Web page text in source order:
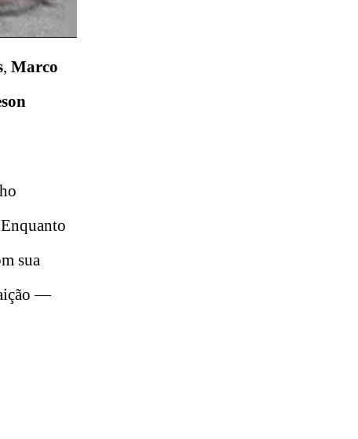
, Marco
sua
—